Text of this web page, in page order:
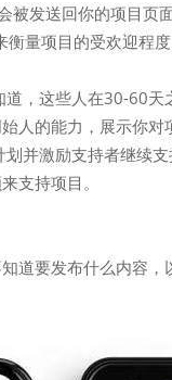
发送回你的项目页
量项目的受欢迎程
，这些人在30-60
人的能力，展示你对
并激励支持者继续
支持项目。
道要发布什么内容，